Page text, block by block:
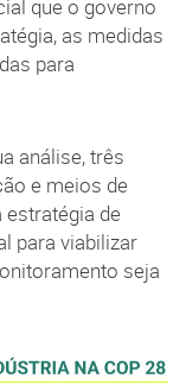
que o governo
as medidas
para
análise, três
e meios de
estratégia de
para viabilizar
seja